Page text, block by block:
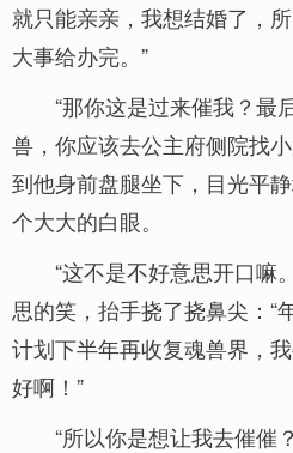
就只能亲亲，我想结婚了，
大事给办完。”
“那你这是过来催我？最
兽，你应该去公主府侧院找
到他身前盘腿坐下，目光平
个大大的白眼。
“这不是不好意思开口嘛
思的笑，抬手挠了挠鼻尖：“
计划下半年再收复魂兽界，
好啊！”
“所以你是想让我去催催